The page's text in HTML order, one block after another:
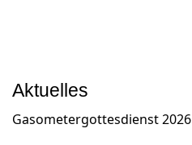
Aktuelles
Gasometergottesdienst 2026